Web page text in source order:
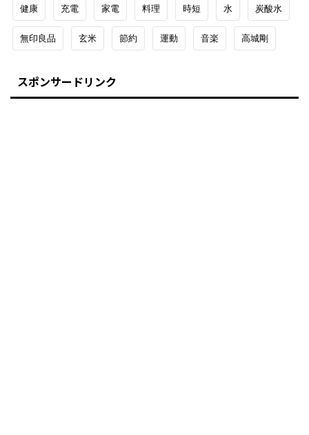
健康 充電 家電 料理 時短 水 炭酸水
無印良品 玄米 節約 運動 音楽 高城剛
スポンサードリンク